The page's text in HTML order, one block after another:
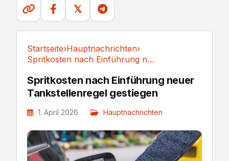
𝕏
Startseite›Hauptnachrichten›
Spritkosten nach Einführung neuer...
Spritkosten nach Einführung neuer
Tankstellenregel gestiegen
1. April 2026 Hauptnachrichten